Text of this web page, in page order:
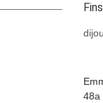
48a